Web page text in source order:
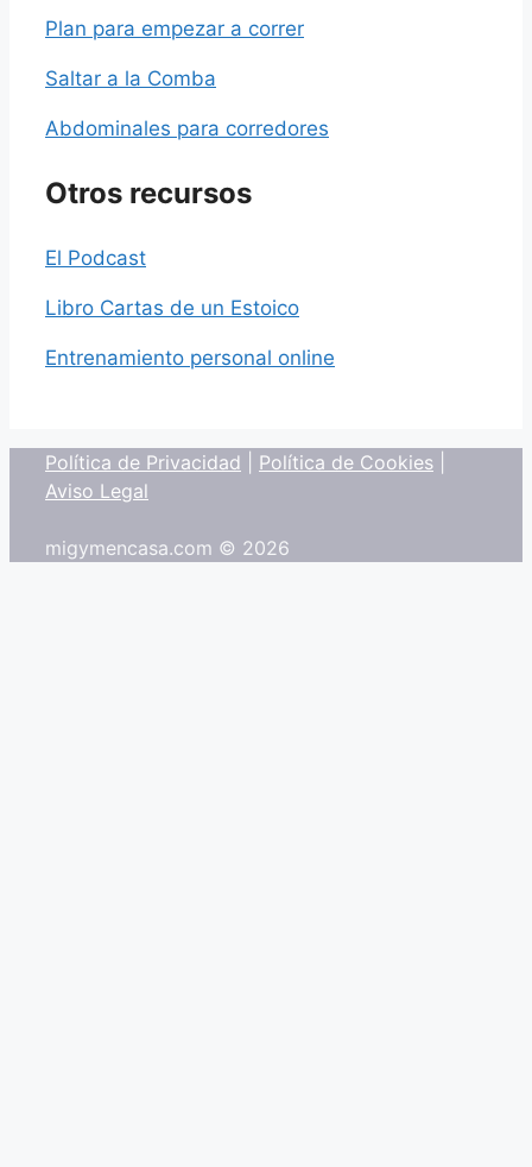
Plan para empezar a correr
Saltar a la Comba
Abdominales para corredores
Otros recursos
El Podcast
Libro Cartas de un Estoico
Entrenamiento personal online
Política de Privacidad Política de Cookies
Aviso Legal
migymencasa.com © 2026